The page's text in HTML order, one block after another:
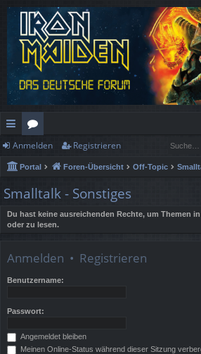
ch
ne
llz
ug
f
or
en
Anmelden Registrieren
Portal Foren-Übersicht Off-Topic
Smalltalk - Sonstiges
Du hast keine ausreichenden Rechte, um Themen
oder zu lesen.
Anmelden • Registrieren
Benutzername:
Passwort:
Angemeldet bleiben
Meinen Online-Status während dieser Sitzung